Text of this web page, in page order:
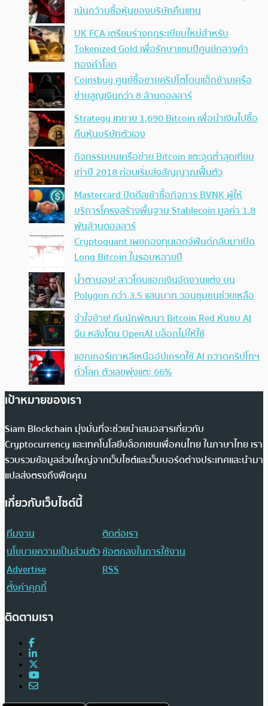
เน้นกว้านซื้อหุ้นของบริษัทคืนแทน
UK FCA เตรียมร่างกฎระเบียบใหม่สำหรับ
Tokenized Gold เพื่อรักษาแชมป์ศูนย์กลางค้า
ทองคำโลก
Coinsbuy ศูนย์ซื้อขายคริปโตโดนแฮ็กข้ามเครือ
ข่ายสูญเงินกว่า 8 ล้านดอลลาร์
Strategy เทขาย 1,690 Bitcoin เพื่อนำเงินไปซื้อ
คืนหุ้นบริษัทตัวเอง
กิจกรรมบนเครือข่าย Bitcoin แตะจุดต่ำสุดเทียบ
เท่าปี 2018 ก่อนเริ่มส่งสัญญาณฟื้นตัว
Mastercard ปิดดีลเข้าซื้อกิจการ BVNK ผู้ให้
บริการโครงสร้างพื้นฐาน Stablecoin มูลค่า 1.8
พันล้านดอลลาร์
Cryptoquant เผยกองทุนเฮดจ์ฟันด์กลับมาเปิด
Long Bitcoin ในรอบหลายปี
น้ำตานอง! สาวโดนแฮกเงินจัดงานแต่ง บน
Polygon กว่า 3.5 แสนบาท วอนชุมชนช่วยเหลือ
จำใจย้าย! ทีมนักพัฒนา Bitcoin Red หันซบ AI
จีน หลังโดน OpenAI บล็อกไม่ให้ใช้
แฮกเกอร์เกาหลีเหนืออัปเกรดใช้ AI กวาดคริปโทฯ
ทั่วโลก ตัวเลขพุ่งแตะ 66%
เป้าหมายของเรา
Siam Blockchain มุ่งมั่นที่จะช่วยนำเสนอสารเกี่ยวกับ
Cryptocurrency และเทคโนโลยีบล็อกเชนเพื่อคนไทย ในภาษาไทย เรา
รวบรวมข้อมูลส่วนใหญ่จากเว็บไซต์และเว็บบอร์ดต่างประเทศและนำมา
แปลส่งตรงถึงฟีดคุณ
เกี่ยวกับเว็บไซต์นี้
ทีมงาน
ติดต่อเรา
นโยบายความเป็นส่วนตัวข้อตกลงในการใช้งาน
Advertise
RSS
ตั้งค่าคุกกี้
ติดตามเรา